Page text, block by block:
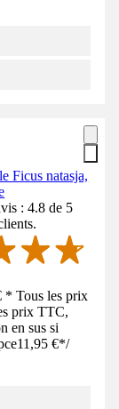
Ficus natasja,
: 4.8 de 5
Tous les prix
prix TTC,
en sus si
11,95 €*/